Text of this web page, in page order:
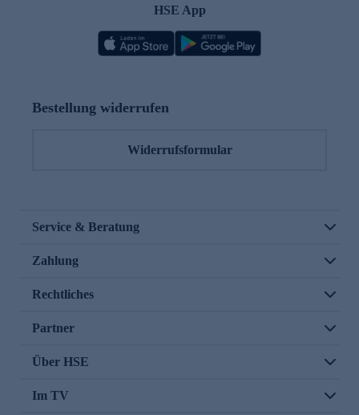
HSE App
Bestellung widerrufen
Widerrufsformular
Service & Beratung
Zahlung
Rechtliches
Partner
Über HSE
Im TV